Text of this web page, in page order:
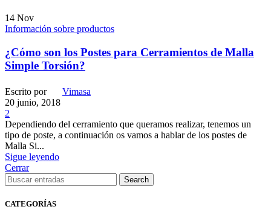
14 Nov
Información sobre productos
¿Cómo son los Postes para Cerramientos de Malla
Simple Torsión?
Escrito por
Vimasa
20 junio, 2018
2
Dependiendo del cerramiento que queramos realizar, tenemos un
tipo de poste, a continuación os vamos a hablar de los postes de
Malla Si...
Sigue leyendo
Cerrar
Search
CATEGORÍAS